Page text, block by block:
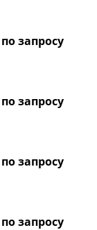
по запросу
по запросу
по запросу
по запросу